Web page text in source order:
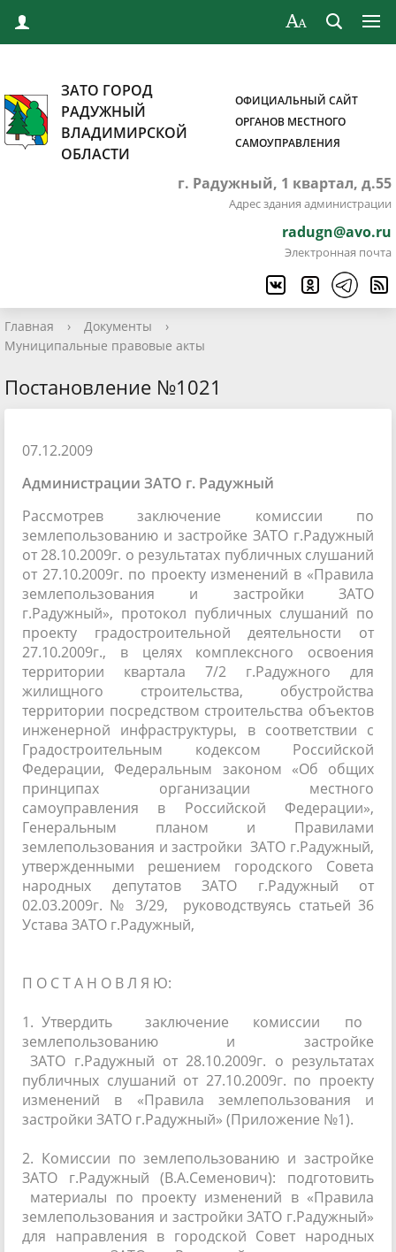
ЗАТО ГОРОД
РАДУЖНЫЙ
ВЛАДИМИРСКОЙ
ОБЛАСТИ
ОФИЦИАЛЬНЫЙ САЙТ
ОРГАНОВ МЕСТНОГО
САМОУПРАВЛЕНИЯ
г. Радужный, 1 квартал, д.55
Адрес здания администрации
radugn@avo.ru
Электронная почта
Главная › Документы
›
Муниципальные правовые акты
Постановление №1021
07.12.2009
Администрации ЗАТО г. Радужный
Рассмотрев заключение комиссии по
землепользованию и застройке ЗАТО г.Радужный
от 28.10.2009г. о результатах публичных слушаний
от 27.10.2009г. по проекту изменений в «Правила
землепользования и застройки ЗАТО
г.Радужный», протокол публичных слушаний по
проекту градостроительной деятельности от
27.10.2009г., в целях комплексного освоения
территории квартала 7/2 г.Радужного для
жилищного строительства, обустройства
территории посредством строительства объектов
инженерной инфраструктуры, в соответствии с
Градостроительным кодексом Российской
Федерации, Федеральным законом «Об общих
принципах организации местного
самоуправления в Российской Федерации»,
Генеральным планом и Правилами
землепользования и застройки ЗАТО г.Радужный,
утвержденными решением городского Совета
народных депутатов ЗАТО г.Радужный от
02.03.2009г. № 3/29, руководствуясь статьей 36
Устава ЗАТО г.Радужный,
П О С Т А Н О В Л Я Ю:
1. Утвердить заключение комиссии по
землепользованию и застройке
ЗАТО г.Радужный от 28.10.2009г. о результатах
публичных слушаний от 27.10.2009г. по проекту
изменений в «Правила землепользования и
застройки ЗАТО г.Радужный» (Приложение №1).
2. Комиссии по землепользованию и застройке
ЗАТО г.Радужный (В.А.Семенович): подготовить
материалы по проекту изменений в «Правила
землепользования и застройки ЗАТО г.Радужный»
для направления в городской Совет народных